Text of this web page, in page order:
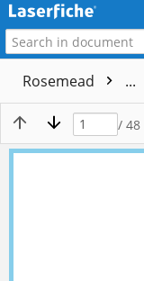
Rosemead ...
/ 48